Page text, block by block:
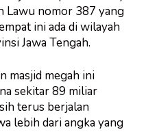
Lawu nomor 387 yang
ini ada di wilayah
Jawa Tengah.
masjid megah ini
sekitar 89 miliar
terus berjalan
lebih dari angka yang